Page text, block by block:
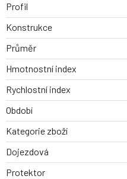
Profil
Konstrukce
Průměr
Hmotnostní index
Rychlostní index
Období
Kategorie zboží
Dojezdová
Protektor